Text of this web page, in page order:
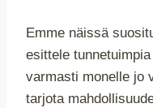
Emme näissä
esittele
varmasti monelle jo
tarjota